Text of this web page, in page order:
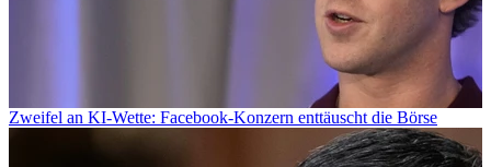
Zweifel an KI-Wette: Facebook-Konzern enttäuscht die Börse